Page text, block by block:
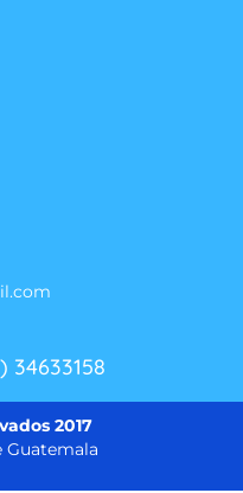
34633158
2017
Guatemala